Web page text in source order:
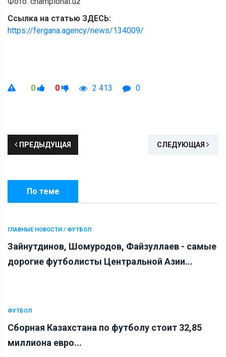
Ссылка на статью ЗДЕСЬ:
https://fergana.agency/news/134009/
0 0 2 413 0
ПРЕДЫДУЩАЯ СЛЕДУЮЩАЯ
По теме
ГЛАВНЫЕ НОВОСТИ / ФУТБОЛ
Зайнутдинов, Шомуродов, Файзуллаев - самые
дорогие футболисты Центральной Азии...
ФУТБОЛ
Сборная Казахстана по футболу стоит 32,85
миллиона евро...